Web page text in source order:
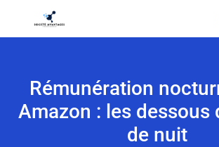
Rémunération
Amazon : les dessous
de nuit